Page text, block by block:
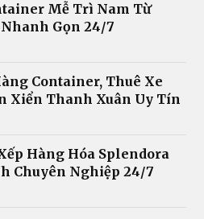
Mễ Trì Nam Từ
Gọn 24/7
Container, Thuê Xe
Xiển Thanh Xuân Uy Tín
Hàng Hóa Splendora
Chuyên Nghiệp 24/7